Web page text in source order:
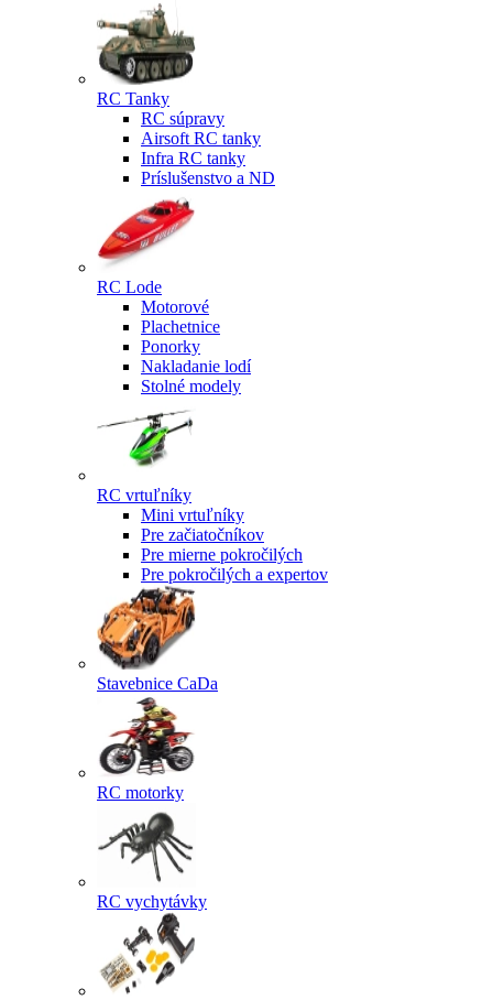
RC Tanky
RC súpravy
Airsoft RC tanky
Infra RC tanky
Príslušenstvo a ND
RC Lode
Motorové
Plachetnice
Ponorky
Nakladanie lodí
Stolné modely
RC vrtuľníky
Mini vrtuľníky
Pre začiatočníkov
Pre mierne pokročilých
Pre pokročilých a expertov
Stavebnice CaDa
RC motorky
RC vychytávky